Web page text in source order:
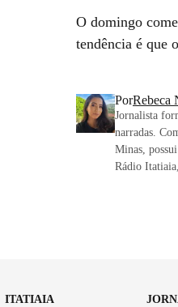
O domingo
tendência é que
PorRebeca
Jornalista
narradas.
Minas,
Rádio
ITATIAIA